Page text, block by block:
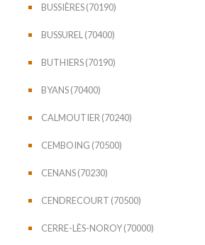
BUSSIÈRES (70190)
BUSSUREL (70400)
BUTHIERS (70190)
BYANS (70400)
CALMOUTIER (70240)
CEMBOING (70500)
CENANS (70230)
CENDRECOURT (70500)
CERRE-LÈS-NOROY (70000)